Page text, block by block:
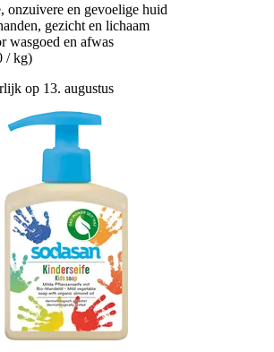
onzuivere en gevoelige huid
gezicht en lichaam
wasgoed en afwas
/ kg)
op 13. augustus